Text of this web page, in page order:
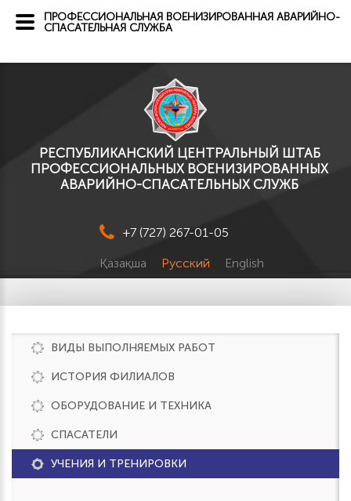
РЕСПУБЛИКАНСКИЙ ЦЕНТРАЛЬНЫЙ ШТАБ
ПРОФЕССИОНАЛЬНЫХ ВОЕНИЗИРОВАННЫХ
АВАРИЙНО-СПАСАТЕЛЬНЫХ СЛУЖБ
+7 (727) 267-01-05
Қазақша Русский English
ВИДЫ ВЫПОЛНЯЕМЫХ РАБОТ
ИСТОРИЯ ФИЛИАЛОВ
ОБОРУДОВАНИЕ И ТЕХНИКА
СПАСАТЕЛИ
УЧЕНИЯ И ТРЕНИРОВКИ
ПРОФЕССИОНАЛЬНАЯ ВОЕНИЗИРОВАННАЯ АВАРИЙНО-
СПАСАТЕЛЬНАЯ СЛУЖБА